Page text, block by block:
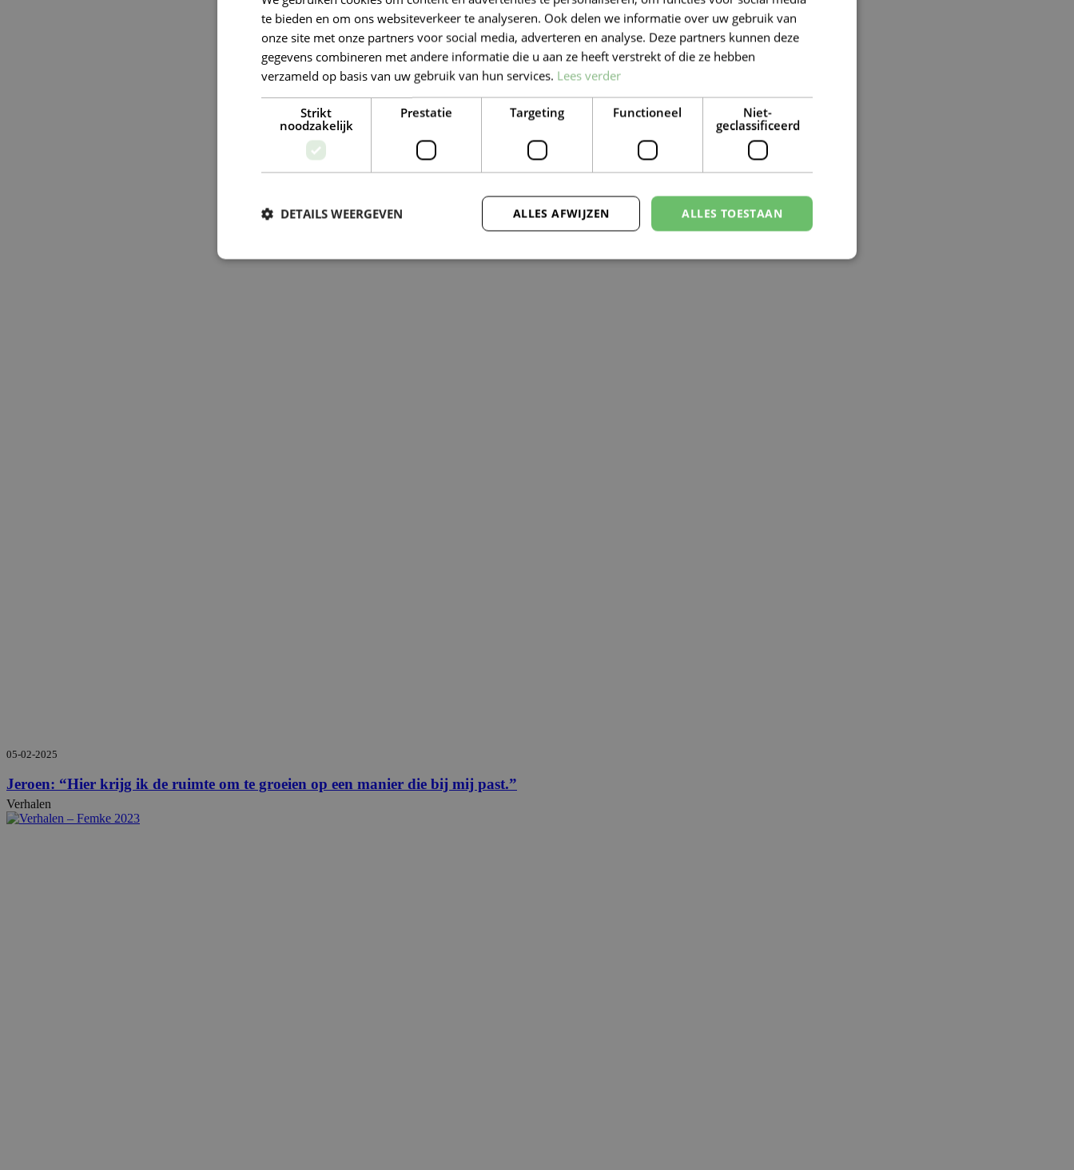
05-02-2025
Jeroen: “Hier krijg ik de ruimte om te groeien op een manier die bij mij past.”
Verhalen
te bieden en om ons websiteverkeer te analyseren. Ook delen we informatie over uw gebruik van
onze site met onze partners voor social media, adverteren en analyse. Deze partners kunnen deze
gegevens combineren met andere informatie die u aan ze heeft verstrekt of die ze hebben
verzameld op basis van uw gebruik van hun services. Lees verder
Strikt
noodzakelijk
Prestatie Targeting Functioneel
Niet-
geclassificeerd
ALLES TOESTAAN
ALLES AFWIJZEN
DETAILS WEERGEVEN